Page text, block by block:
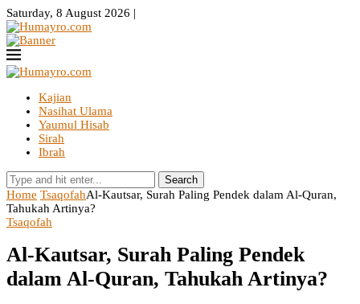
Saturday, 8 August 2026 |
Kajian
Nasihat Ulama
Yaumul Hisab
Sirah
Ibrah
Search
Home TsaqofahAl-Kautsar, Surah Paling Pendek dalam Al-Quran,
Tahukah Artinya?
Tsaqofah
Al-Kautsar, Surah Paling Pendek
dalam Al-Quran, Tahukah Artinya?